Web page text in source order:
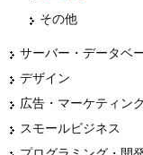
その他
サーバー・データベ
デザイン
広告・マーケティン
スモールビジネス